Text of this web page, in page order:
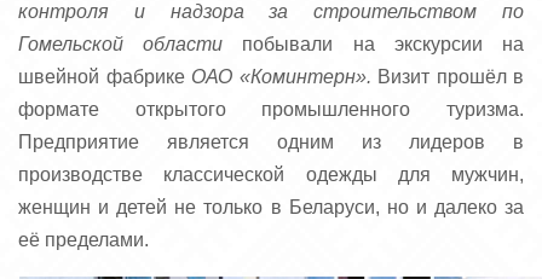
контроля и надзора за строительством по
Гомельской области побывали на экскурсии на
швейной фабрике ОАО «Коминтерн». Визит прошёл в
формате открытого промышленного туризма.
Предприятие является одним из лидеров в
производстве классической одежды для мужчин,
женщин и детей не только в Беларуси, но и далеко за
её пределами.